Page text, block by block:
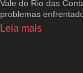
Vale do Rio das
problemas
Leia mais